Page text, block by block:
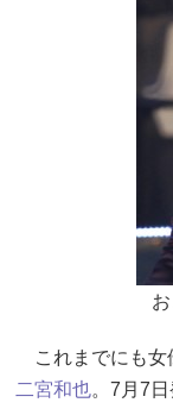
これまでにも女
二宮和也。7月7